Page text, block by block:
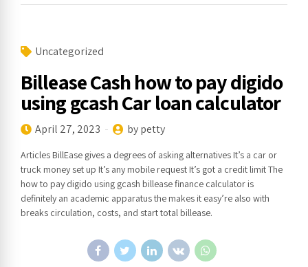
Uncategorized
Billease Cash how to pay digido
using gcash Car loan calculator
April 27, 2023 by petty
Articles BillEase gives a degrees of asking alternatives It’s a car or
truck money set up It’s any mobile request It’s got a credit limit The
how to pay digido using gcash billease finance calculator is
definitely an academic apparatus the makes it easy’re also with
breaks circulation, costs, and start total billease.